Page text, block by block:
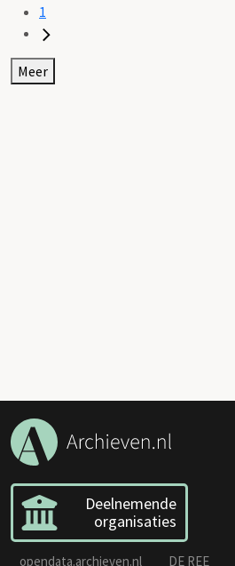
1
Meer
Deelnemende
organisaties
opendata.archieven.nl DE REE